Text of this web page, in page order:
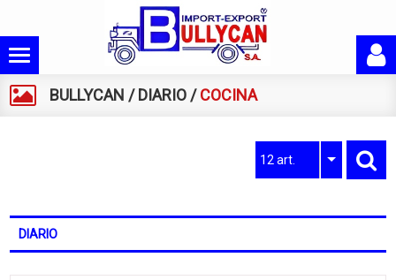
BULLYCAN / DIARIO /COCINA
12 art.
DIARIO